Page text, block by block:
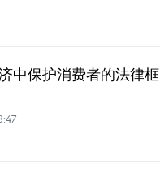
中保护消费者的法律框